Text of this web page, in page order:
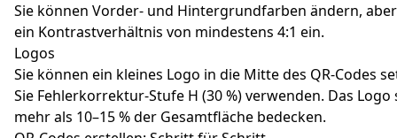
Sie können Vorder- und Hintergrundfarben ändern,
ein Kontrastverhältnis von mindestens 4:1 ein.
Logos
Sie können ein kleines Logo in die Mitte des QR-Codes
Sie Fehlerkorrektur-Stufe H (30 %) verwenden. Das
mehr als 10–15 % der Gesamtfläche bedecken.